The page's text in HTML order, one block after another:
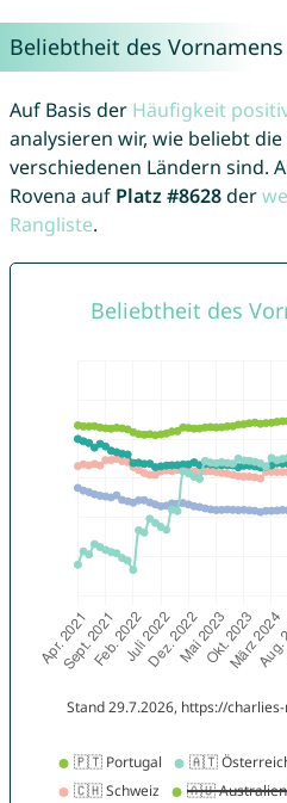
Beliebtheit des Vornamens
Auf Basis der Häufigkeit
analysieren wir, wie beliebt
verschiedenen Ländern sind.
Rovena auf Platz #8628der
Rangliste.